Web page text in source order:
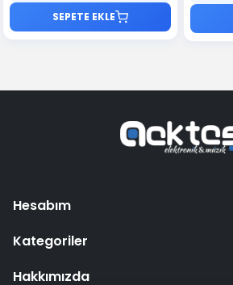
SEPETE EKLE
Hesabım
Kategoriler
Hakkımızda